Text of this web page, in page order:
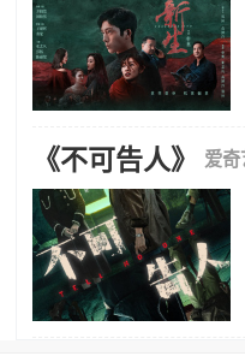
《不可告人》
爱奇